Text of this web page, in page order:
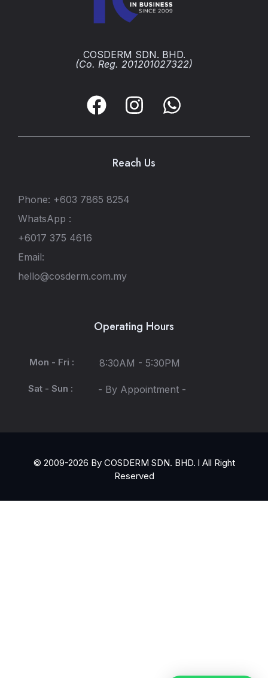
COSDERM SDN. BHD.
(Co. Reg. 201201027322)
Reach Us
Phone: +603 7865 8254
WhatsApp :
+6017 375 4616
Email:
hello@cosderm.com.my
Operating Hours
Mon - Fri : 8:30AM - 5:30PM
Sat - Sun : - By Appointment -
© 2009-2026 By COSDERM SDN. BHD. l All Right
Reserved